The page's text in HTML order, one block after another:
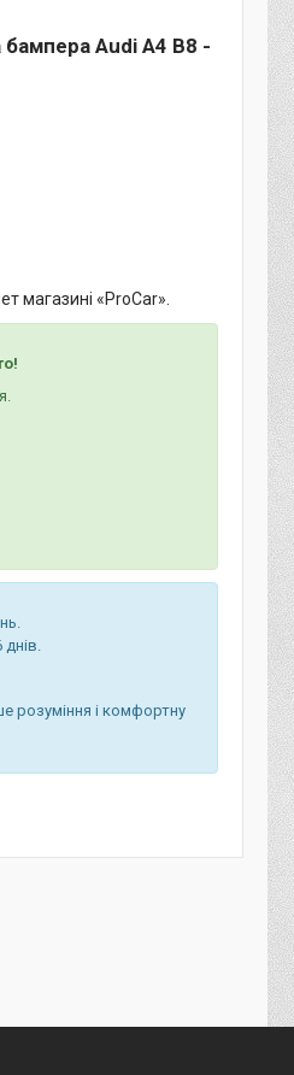
Audi A4 B8 -
магазині «ProCar».
розуміння і комфортну